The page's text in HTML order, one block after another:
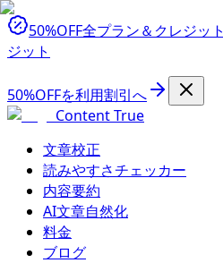
50%OFF全プラン＆クレジッ
ジット
50%OFFを利用割引へ
Content True
文章校正
読みやすさチェッカー
内容要約
AI文章自然化
料金
ブログ